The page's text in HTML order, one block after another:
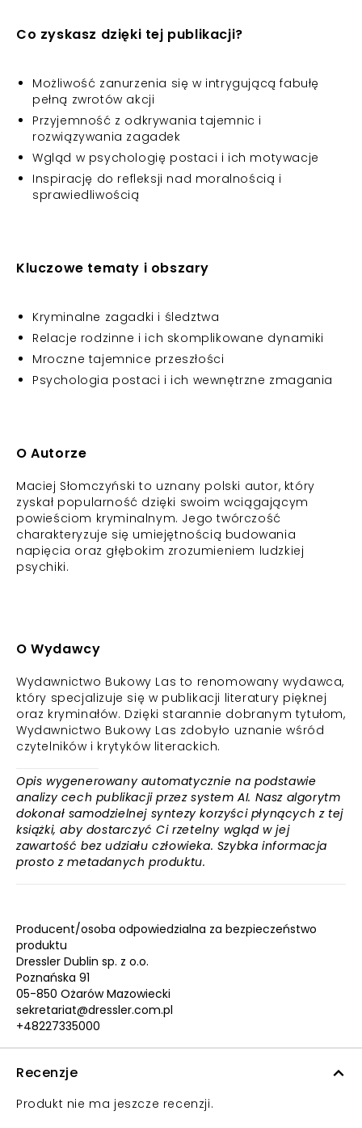
Co zyskasz dzięki tej publikacji?
Możliwość zanurzenia się w intrygującą fabułę
pełną zwrotów akcji
Przyjemność z odkrywania tajemnic i
rozwiązywania zagadek
Wgląd w psychologię postaci i ich motywacje
Inspirację do refleksji nad moralnością i
sprawiedliwością
Kluczowe tematy i obszary
Kryminalne zagadki i śledztwa
Relacje rodzinne i ich skomplikowane dynamiki
Mroczne tajemnice przeszłości
Psychologia postaci i ich wewnętrzne zmagania
O Autorze
Maciej Słomczyński to uznany polski autor, który
zyskał popularność dzięki swoim wciągającym
powieściom kryminalnym. Jego twórczość
charakteryzuje się umiejętnością budowania
napięcia oraz głębokim zrozumieniem ludzkiej
psychiki.
O Wydawcy
Wydawnictwo Bukowy Las to renomowany wydawca,
który specjalizuje się w publikacji literatury pięknej
oraz kryminałów. Dzięki starannie dobranym tytułom,
Wydawnictwo Bukowy Las zdobyło uznanie wśród
czytelników i krytyków literackich.
Opis wygenerowany automatycznie na podstawie
analizy cech publikacji przez system AI. Nasz algorytm
dokonał samodzielnej syntezy korzyści płynących z tej
książki, aby dostarczyć Ci rzetelny wgląd w jej
zawartość bez udziału człowieka. Szybka informacja
prosto z metadanych produktu.
Producent/osoba odpowiedzialna za bezpieczeństwo
produktu
Dressler Dublin sp. z o.o.
Poznańska 91
05-850 Ożarów Mazowiecki
sekretariat@dressler.com.pl
+48227335000
Recenzje
Produkt nie ma jeszcze recenzji.